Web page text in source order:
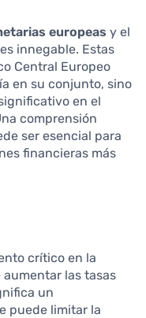
europeas y el
innegable. Estas
Central Europeo
en su conjunto, sino
en el
comprensión
ser esencial para
financieras más
crítico en la
aumentar las tasas
un
puede limitar la